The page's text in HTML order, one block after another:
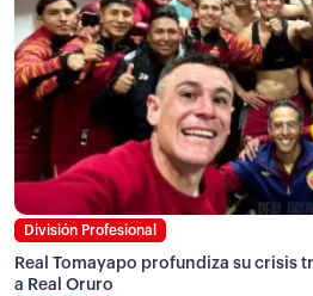
División Profesional
Real Tomayapo profundiza su crisis
a Real Oruro